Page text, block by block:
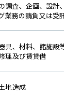
の取組み
ント
方針
調査、企画、設計
業務の請負又は受
具、材料、諸施設
理及び賃貸借
地造成